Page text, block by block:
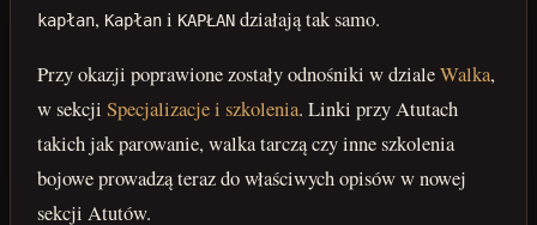
kapłan, Kapłan i KAPŁAN działają tak samo.
Przy okazji poprawione zostały odnośniki w dzialeWalka,
w sekcjiSpecjalizacje i szkolenia. Linki przy Atutach
takich jak parowanie, walka tarczą czy inne szkolenia
bojowe prowadzą teraz do właściwych opisów w nowej
sekcji Atutów.